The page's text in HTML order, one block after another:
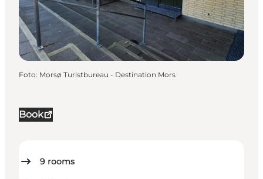
Book
9 rooms
Foto: Morsø Turistbureau - Destination Mors